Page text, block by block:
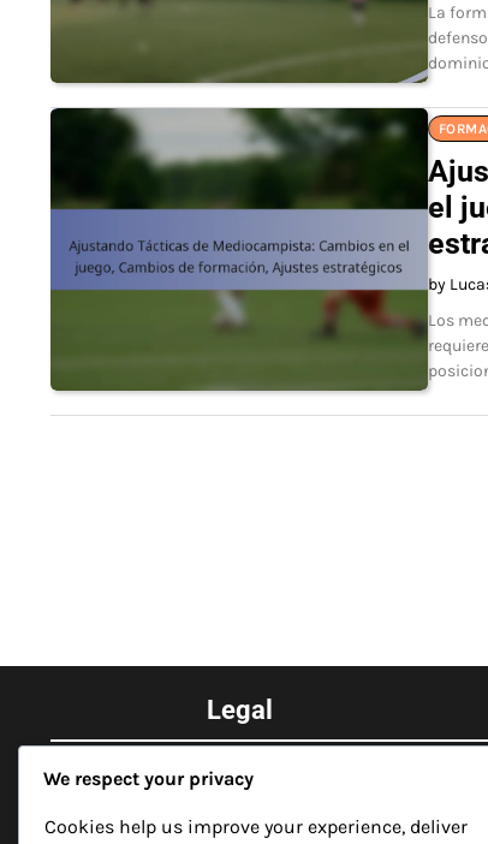
La
el
by
Los
Legal
Tu privacidad
Política de cookies
We respect your privacy
Cookies help us improve your experience, deliver